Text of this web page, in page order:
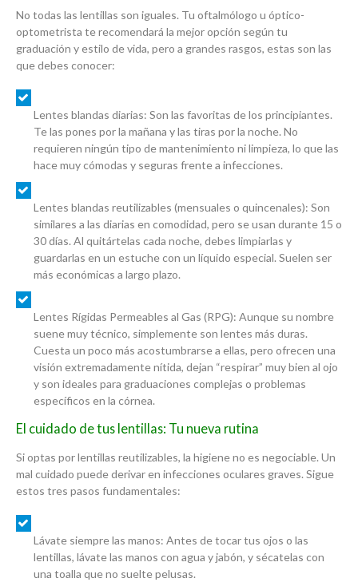
No todas las lentillas son iguales. Tu oftalmólogo u óptico-
optometrista te recomendará la mejor opción según tu
graduación y estilo de vida, pero a grandes rasgos, estas son las
que debes conocer:
Lentes blandas diarias: Son las favoritas de los principiantes.
Te las pones por la mañana y las tiras por la noche. No
requieren ningún tipo de mantenimiento ni limpieza, lo que las
hace muy cómodas y seguras frente a infecciones.
Lentes blandas reutilizables (mensuales o quincenales): Son
similares a las diarias en comodidad, pero se usan durante 15 o
30 días. Al quitártelas cada noche, debes limpiarlas y
guardarlas en un estuche con un líquido especial. Suelen ser
más económicas a largo plazo.
Lentes Rígidas Permeables al Gas (RPG): Aunque su nombre
suene muy técnico, simplemente son lentes más duras.
Cuesta un poco más acostumbrarse a ellas, pero ofrecen una
visión extremadamente nítida, dejan “respirar” muy bien al ojo
y son ideales para graduaciones complejas o problemas
específicos en la córnea.
El cuidado de tus lentillas: Tu nueva rutina
Si optas por lentillas reutilizables, la higiene no es negociable. Un
mal cuidado puede derivar en infecciones oculares graves. Sigue
estos tres pasos fundamentales:
Lávate siempre las manos: Antes de tocar tus ojos o las
lentillas, lávate las manos con agua y jabón, y sécatelas con
una toalla que no suelte pelusas.